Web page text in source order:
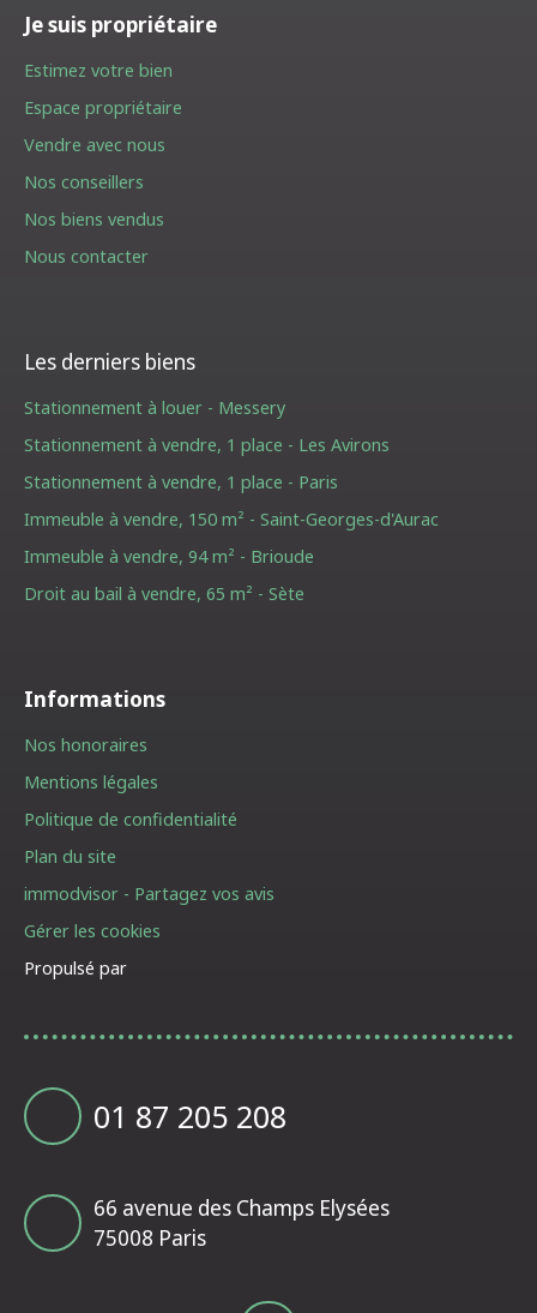
Je suis propriétaire
Estimez votre bien
Espace propriétaire
Vendre avec nous
Nos conseillers
Nos biens vendus
Nous contacter
Les derniers biens
Stationnement à louer - Messery
Stationnement à vendre, 1 place - Les Avirons
Stationnement à vendre, 1 place - Paris
Immeuble à vendre, 150 m² - Saint-Georges-d'Aurac
Immeuble à vendre, 94 m² - Brioude
Droit au bail à vendre, 65 m² - Sète
Informations
Nos honoraires
Mentions légales
Politique de confidentialité
Plan du site
immodvisor - Partagez vos avis
Gérer les cookies
Propulsé par
01 87 205 208
66 avenue des Champs Elysées
75008 Paris